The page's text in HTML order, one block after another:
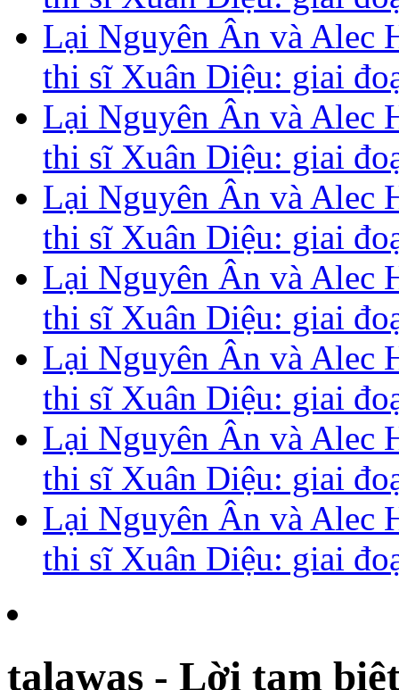
Lại Nguyên Ân và Alec
thi sĩ Xuân Diệu: giai
Lại Nguyên Ân và Alec
thi sĩ Xuân Diệu: giai
Lại Nguyên Ân và Alec
thi sĩ Xuân Diệu: giai
Lại Nguyên Ân và Alec
thi sĩ Xuân Diệu: giai
Lại Nguyên Ân và Alec
thi sĩ Xuân Diệu: giai
Lại Nguyên Ân và Alec
thi sĩ Xuân Diệu: giai
Lại Nguyên Ân và Alec
thi sĩ Xuân Diệu: giai
talawas - Lời tạm